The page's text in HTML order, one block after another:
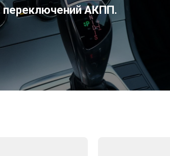
переключений АКПП.